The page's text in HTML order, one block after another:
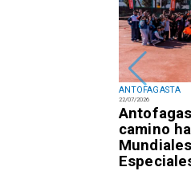
ANTOFAGASTA
22/07/2026
camino